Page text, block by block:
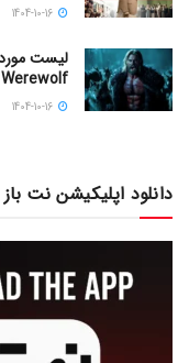
Werewolf
دانلود اپلیکیشن نت باز 360